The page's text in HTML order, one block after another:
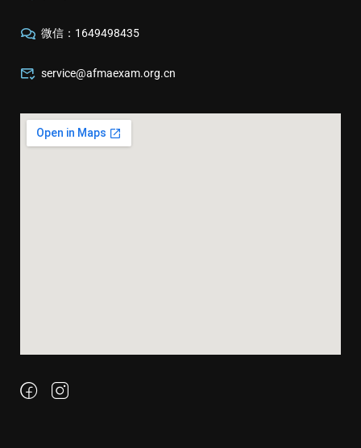
微信：1649498435
service@afmaexam.org.cn